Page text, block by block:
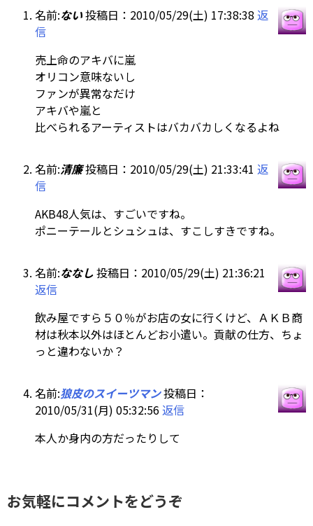
名前:ない投稿日：2010/05/29(土) 17:38:38 返
信
売上命のアキバに嵐
オリコン意味ないし
ファンが異常なだけ
アキバや嵐と
比べられるアーティストはバカバカしくなるよね
名前:清廉投稿日：2010/05/29(土) 21:33:41 返
信
AKB48人気は、すごいですね。
ポニーテールとシュシュは、すこしすきですね。
名前:ななし投稿日：2010/05/29(土) 21:36:21
返信
飲み屋ですら５０％がお店の女に行くけど、ＡＫＢ商
材は秋本以外はほとんどお小遣い。貢献の仕方、ちょ
っと違わないか？
名前:狼皮のスイーツマン投稿日：
2010/05/31(月) 05:32:56返信
本人か身内の方だったりして
お気軽にコメントをどうぞ